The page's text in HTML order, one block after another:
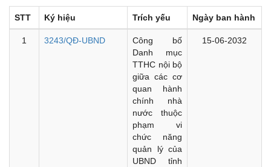
STT Ký hiệu Trích yếu Ngày ban hành
1 3243/QĐ-UBND
Công bố
Danh mục
TTHC nội bộ
giữa các cơ
quan hành
chính nhà
nước thuộc
phạm vi
chức năng
quản lý của
UBND tỉnh
15-06-2032